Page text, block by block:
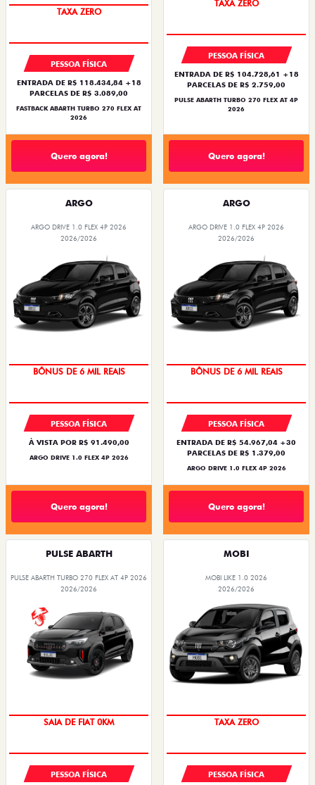
TAXA ZERO
PESSOA FÍSICA
ENTRADA DE R$ 118.434,84 +18
PARCELAS DE R$ 3.089,00
FASTBACK ABARTH TURBO 270 FLEX AT
2026
Quero agora!
TAXA ZERO
PESSOA FÍSICA
ENTRADA DE R$ 104.728,61 +18
PARCELAS DE R$ 2.759,00
PULSE ABARTH TURBO 270 FLEX AT 4P
2026
Quero agora!
ARGO
ARGO DRIVE 1.0 FLEX 4P 2026
2026/2026
BÔNUS DE 6 MIL REAIS
PESSOA FÍSICA
À VISTA POR R$ 91.490,00
ARGO DRIVE 1.0 FLEX 4P 2026
Quero agora!
ARGO
ARGO DRIVE 1.0 FLEX 4P 2026
2026/2026
BÔNUS DE 6 MIL REAIS
PESSOA FÍSICA
ENTRADA DE R$ 54.967,04 +30
PARCELAS DE R$ 1.379,00
ARGO DRIVE 1.0 FLEX 4P 2026
Quero agora!
PULSE ABARTH
PULSE ABARTH TURBO 270 FLEX AT 4P 2026
2026/2026
SAIA DE FIAT 0KM
PESSOA FÍSICA
MOBI
MOBI LIKE 1.0 2026
2026/2026
TAXA ZERO
PESSOA FÍSICA